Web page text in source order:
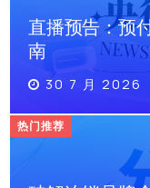
30 7 月 2026
热门推荐
破解连锁品牌
账云提供一体